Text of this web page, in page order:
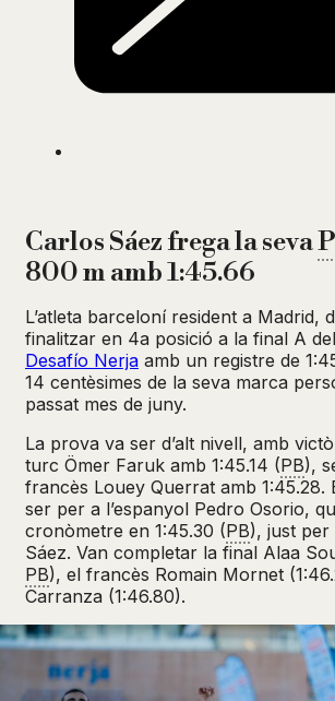
Carlos Sáez frega la seva
800 m amb 1:45.66
L’atleta barceloní resident a Madrid,
finalitzar en 4a posició a la final A
Desafío Nerja amb un registre de
14 centèsimes de la seva marca
passat mes de juny.
La prova va ser d’alt nivell, amb
turc Ömer Faruk amb 1:45.14 (PB),
francès Louey Querrat amb 1:45.28.
ser per a l’espanyol Pedro Osorio,
cronòmetre en 1:45.30 (PB), just per
Sáez. Van completar la final Alaa
PB), el francès Romain Mornet
Carranza (1:46.80).